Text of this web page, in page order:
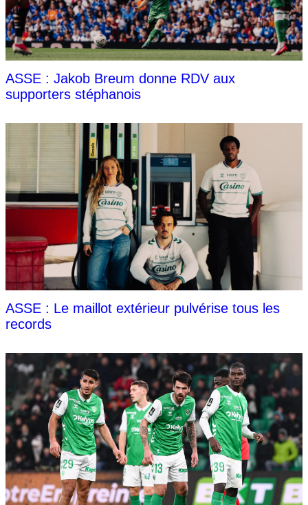
ASSE : Jakob Breum donne RDV aux
supporters stéphanois
ASSE : Le maillot extérieur pulvérise tous les
records